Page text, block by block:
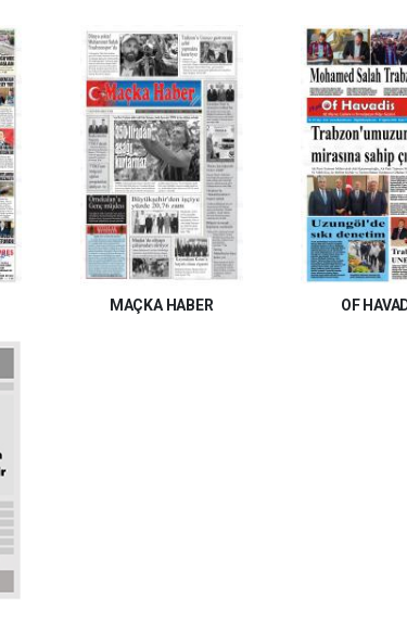
MAÇKA HABER OF